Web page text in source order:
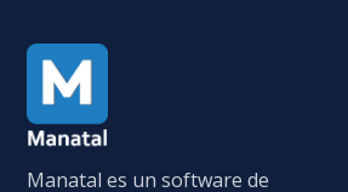
Manatal es un software de